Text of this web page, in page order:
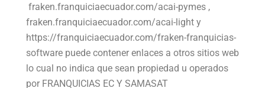
fraken.franquiciaecuador.com/acai-pymes ,
fraken.franquiciaecuador.com/acai-light y
https://franquiciaecuador.com/fraken-franquicias-
software puede contener enlaces a otros sitios web
lo cual no indica que sean propiedad u operados
por FRANQUICIAS EC Y SAMASAT